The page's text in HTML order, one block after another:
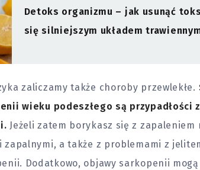
Detoks organizmu – jak usunąć
się silniejszym układem
zaliczamy także choroby przewlekłe.
wieku podeszłego są przypadłości
Jeżeli zatem borykasz się z
a także z problemami z
Dodatkowo, objawy sarkopenii mogą